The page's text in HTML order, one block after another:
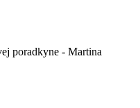
poradkyne - Martina